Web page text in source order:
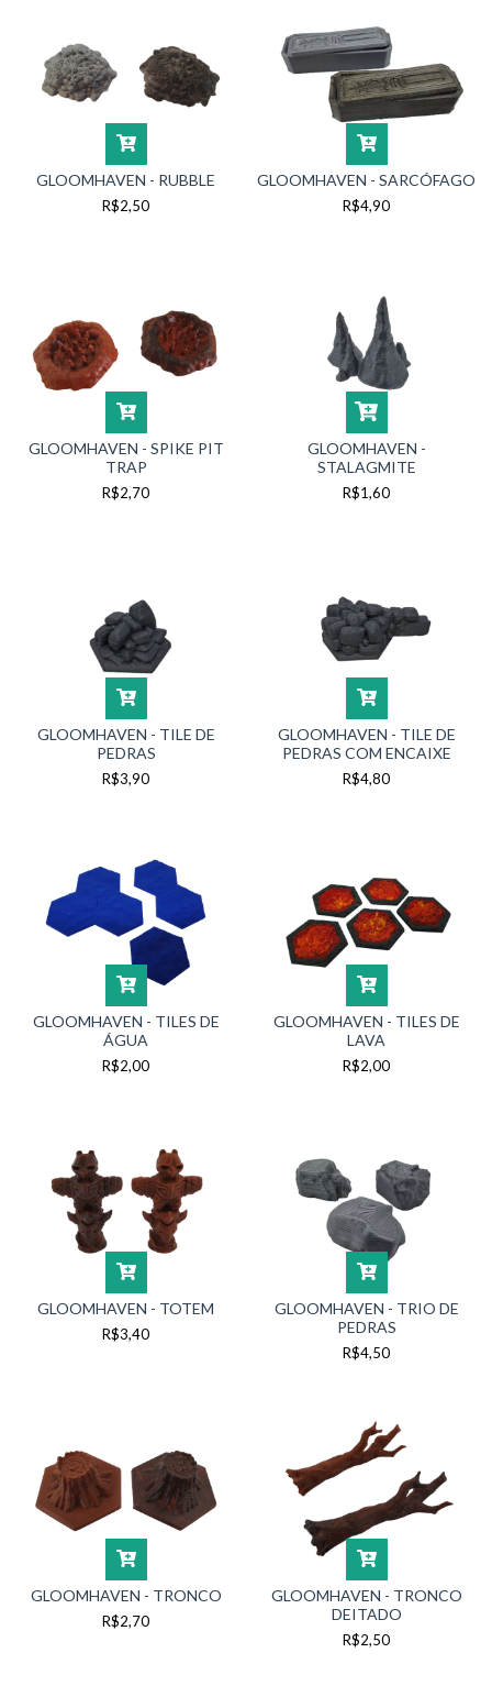
GLOOMHAVEN - RUBBLE
R$2,50
GLOOMHAVEN - SARCÓFAGO
R$4,90
GLOOMHAVEN - SPIKE PIT
TRAP
R$2,70
GLOOMHAVEN -
STALAGMITE
R$1,60
GLOOMHAVEN - TILE DE
PEDRAS
R$3,90
GLOOMHAVEN - TILE DE
PEDRAS COM ENCAIXE
R$4,80
GLOOMHAVEN - TILES DE
ÁGUA
R$2,00
GLOOMHAVEN - TILES DE
LAVA
R$2,00
GLOOMHAVEN - TOTEM
R$3,40
GLOOMHAVEN - TRIO DE
PEDRAS
R$4,50
GLOOMHAVEN - TRONCO
R$2,70
GLOOMHAVEN - TRONCO
DEITADO
R$2,50